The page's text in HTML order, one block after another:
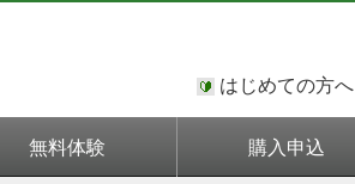
はじめての方へ
無料体験 購入申込